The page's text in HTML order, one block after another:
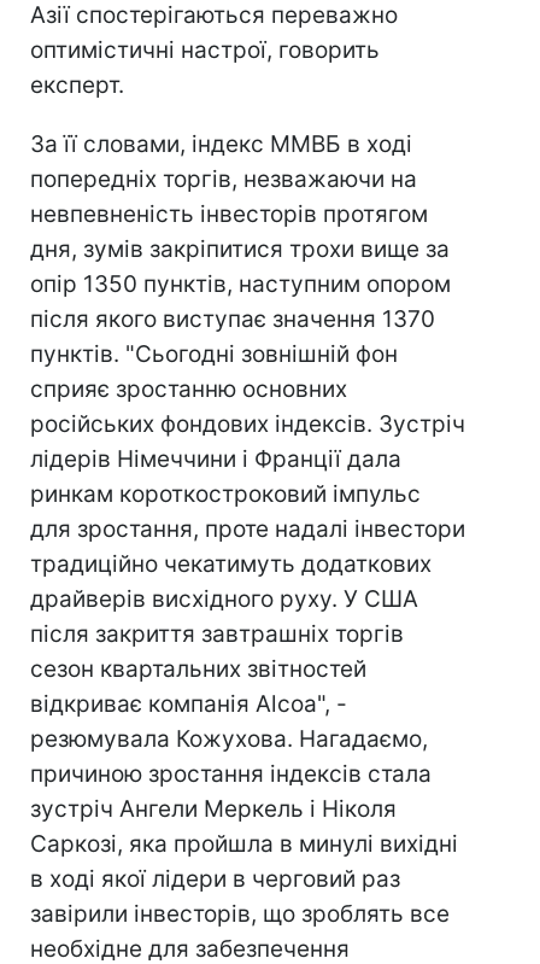
Азії спостерігаються переважно
оптимістичні настрої, говорить
експерт.
За її словами, індекс ММВБ в ході
попередніх торгів, незважаючи на
невпевненість інвесторів протягом
дня, зумів закріпитися трохи вище за
опір 1350 пунктів, наступним опором
після якого виступає значення 1370
пунктів. "Сьогодні зовнішній фон
сприяє зростанню основних
російських фондових індексів. Зустріч
лідерів Німеччини і Франції дала
ринкам короткостроковий імпульс
для зростання, проте надалі інвестори
традиційно чекатимуть додаткових
драйверів висхідного руху. У США
після закриття завтрашніх торгів
сезон квартальних звітностей
відкриває компанія Alcoa", -
резюмувала Кожухова. Нагадаємо,
причиною зростання індексів стала
зустріч Ангели Меркель і Ніколя
Саркозі, яка пройшла в минулі вихідні
в ході якої лідери в черговий раз
завірили інвесторів, що зроблять все
необхідне для забезпечення